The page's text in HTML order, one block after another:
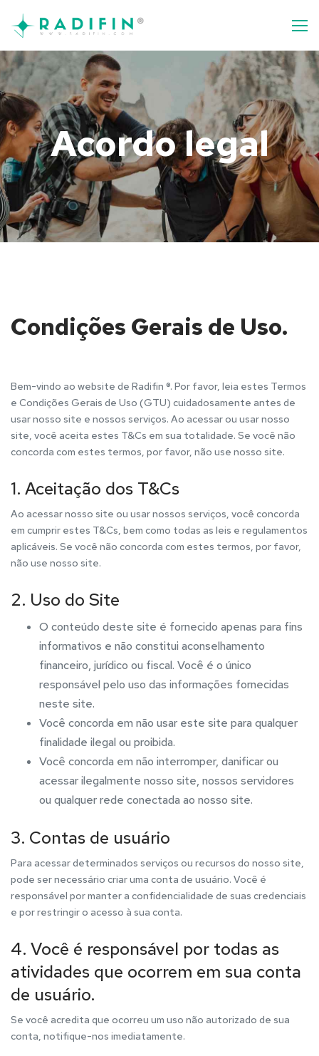
Acordo legal
Condições Gerais de Uso.
Bem-vindo ao website de Radifin ®. Por favor, leia estes Termos
e Condições Gerais de Uso (GTU) cuidadosamente antes de
usar nosso site e nossos serviços. Ao acessar ou usar nosso
site, você aceita estes T&Cs em sua totalidade. Se você não
concorda com estes termos, por favor, não use nosso site.
1. Aceitação dos T&Cs
Ao acessar nosso site ou usar nossos serviços, você concorda
em cumprir estes T&Cs, bem como todas as leis e regulamentos
aplicáveis. Se você não concorda com estes termos, por favor,
não use nosso site.
2. Uso do Site
O conteúdo deste site é fornecido apenas para fins
informativos e não constitui aconselhamento
financeiro, jurídico ou fiscal. Você é o único
responsável pelo uso das informações fornecidas
neste site.
Você concorda em não usar este site para qualquer
finalidade ilegal ou proibida.
Você concorda em não interromper, danificar ou
acessar ilegalmente nosso site, nossos servidores
ou qualquer rede conectada ao nosso site.
3. Contas de usuário
Para acessar determinados serviços ou recursos do nosso site,
pode ser necessário criar uma conta de usuário. Você é
responsável por manter a confidencialidade de suas credenciais
e por restringir o acesso à sua conta.
4. Você é responsável por todas as
atividades que ocorrem em sua conta
de usuário.
Se você acredita que ocorreu um uso não autorizado de sua
conta, notifique-nos imediatamente.